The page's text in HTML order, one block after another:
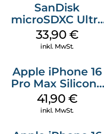
SanDisk
microSDXC Ultra
128 GB + Adapter
Mobile
33,90 €
inkl. MwSt.
Apple iPhone 16
Pro Max Silicone
Case MagSafe
Ultramarine
41,90 €
inkl. MwSt.